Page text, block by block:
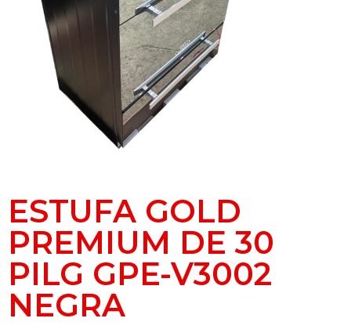
ESTUFA GOLD
PREMIUM DE 30
PILG GPE-V3002
NEGRA